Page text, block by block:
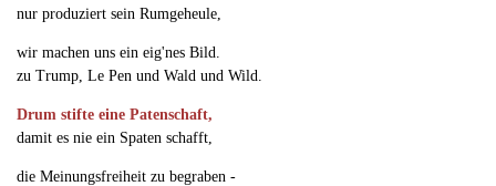
nur produziert sein Rumgeheule,
wir machen uns ein eig'nes Bild.
zu Trump, Le Pen und Wald und Wild.
Drum stifte eine Patenschaft,
damit es nie ein Spaten schafft,
die Meinungsfreiheit zu begraben -